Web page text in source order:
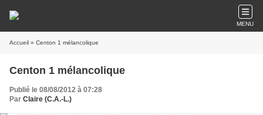
MENU
Accueil » Centon 1 mélancolique
Centon 1 mélancolique
Publié le 08/08/2012 à 07:28
Par Claire (C.A.-L.)